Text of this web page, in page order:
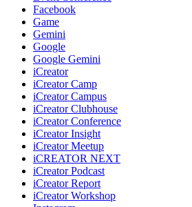
Facebook
Game
Gemini
Google
Google Gemini
iCreator
iCreator Camp
iCreator Campus
iCreator Clubhouse
iCreator Conference
iCreator Insight
iCreator Meetup
iCREATOR NEXT
iCreator Podcast
iCreator Report
iCreator Workshop